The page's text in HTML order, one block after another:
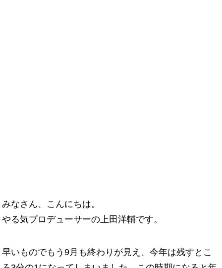
みなさん、こんにちは。
やる気プロデューサーの上田洋輔です。
早いものでもう9月も終わりが見え、今年は残すとこ